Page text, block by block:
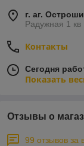
г. аг.
Радужная 1 кв
Контакты
Сегодня
Показать
Отзывы о
99 отзывов за